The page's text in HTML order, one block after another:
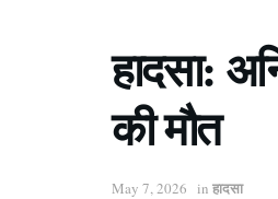
हादसा:
की मौत
May 7, 2026 in हादसा